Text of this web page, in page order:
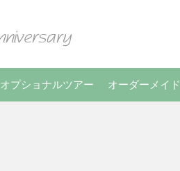
オプショナルツアー オーダーメイド